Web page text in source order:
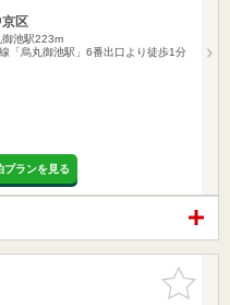
区
御池駅223m
「烏丸御池駅」6番出口より徒歩1分
プランを見る
お気に入
りに追加